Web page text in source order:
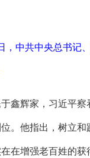
，中共中央总书记
鑫辉家，习近平
。他指出，树立
在增强老百姓的获